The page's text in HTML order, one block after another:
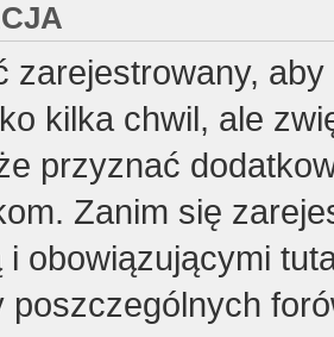
zarejestrowany,
kilka chwil, ale
przyznać
Zanim się
i obowiązującymi
poszczególnych